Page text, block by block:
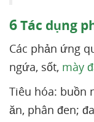
6Tác dụng
Các phản ứng
ngứa, sốt, mày
Tiêu hóa: buồn
ăn, phân đen;